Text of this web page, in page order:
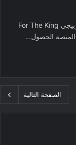
سارع الآن للحصول على اللعبة الاستراتيجية و الأربيجي For The King
الصفحة التالية